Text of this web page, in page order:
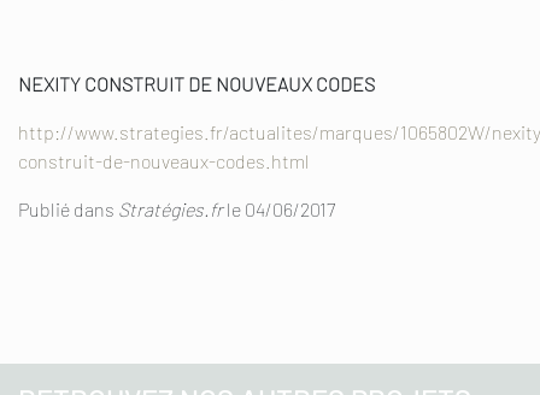
NEXITY CONSTRUIT DE NOUVEAUX CODES
http://www.strategies.fr/actualites/marques/1065802W/
construit-de-nouveaux-codes.html
Publié dans Stratégies.frle 04/06/2017